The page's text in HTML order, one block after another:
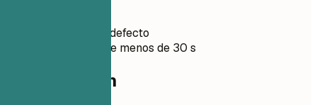
Privado por defecto
Normalmente menos de 30 s
Tu currículum